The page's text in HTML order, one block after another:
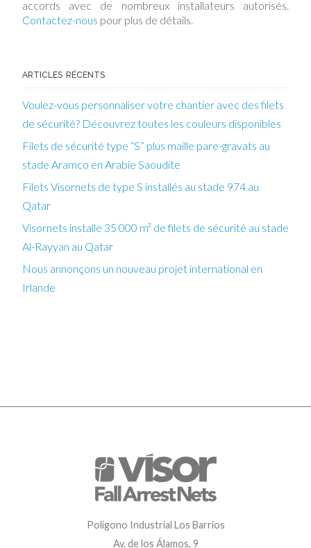
accords avec de nombreux installateurs autorisés.
Contactez-nous pour plus de détails.
ARTICLES RÉCENTS
Voulez-vous personnaliser votre chantier avec des filets
de sécurité? Découvrez toutes les couleurs disponibles
Filets de sécurité type “S” plus maille pare-gravats au
stade Aramco en Arabie Saoudite
Filets Visornets de type S installés au stade 974 au
Qatar
Visornets installe 35 000 m² de filets de sécurité au stade
Al-Rayyan au Qatar
Nous annonçons un nouveau projet international en
Irlande
Polígono Industrial Los Barrios
Av. de los Álamos, 9